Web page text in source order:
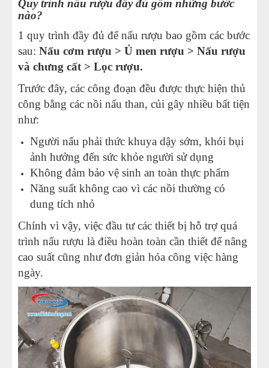
Quy trình nấu rượu đầy đủ gồm những bước
nào?
1 quy trình đầy đủ để nấu rượu bao gồm các bước
sau: Nấu cơm rượu > Ủ men rượu > Nấu rượu
và chưng cất > Lọc rượu.
Trước đây, các công đoạn đều được thực hiện thủ
công bằng các nồi nấu than, củi gây nhiều bất tiện
như:
Người nấu phải thức khuya dậy sớm, khói bụi
ảnh hưởng đến sức khỏe người sử dụng
Không đảm bảo vệ sinh an toàn thực phẩm
Năng suất không cao vì các nồi thường có
dung tích nhỏ
Chính vì vậy, việc đầu tư các thiết bị hỗ trợ quá
trình nấu rượu là điều hoàn toàn cần thiết để nâng
cao suất cũng như đơn giản hóa công việc hàng
ngày.
DÂY CHUYỀN LÀM BÁNH BAO
DÂY CHUYỀN LÀM BÁNH TRUNG THU
THIẾT BỊ VIỄN ĐÔNG